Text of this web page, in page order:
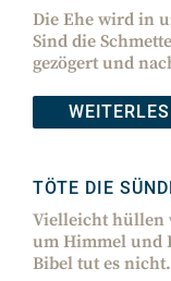
Die Ehe wird in
Sind die
gezögert und
TÖTE DIE
Vielleicht hüllen
um Himmel und
Bibel tut es